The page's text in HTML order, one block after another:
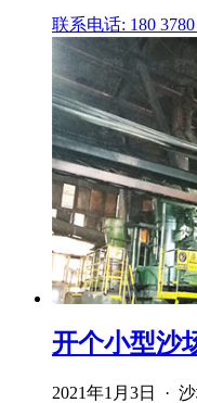
联系电话: 180 3780
开个小型沙
2021年1月3日 ·